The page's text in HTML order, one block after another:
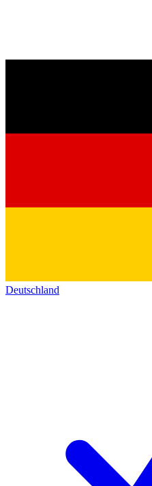
Deutschland